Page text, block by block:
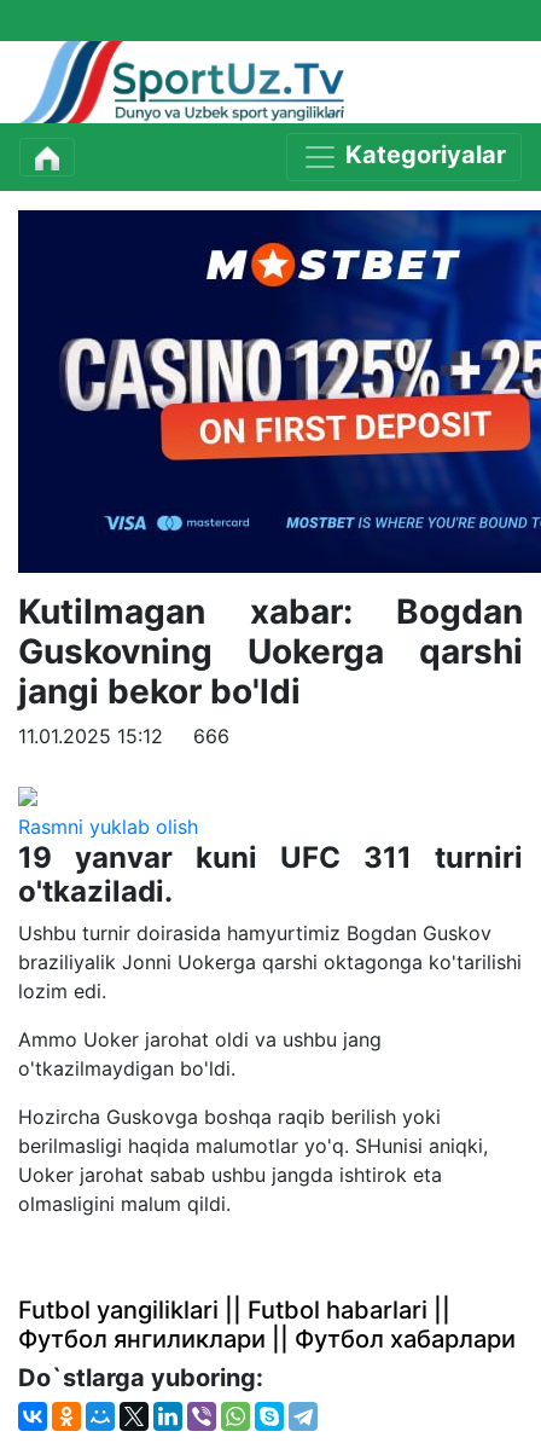
Kategoriyalar
Kutilmagan xabar: Bogdan
Guskovning Uokerga qarshi
jangi bekor bo'ldi
11.01.2025 15:12 666
Rasmni yuklab olish
19 yanvar kuni UFC 311 turniri
o'tkaziladi.
Ushbu turnir doirasida hamyurtimiz Bogdan Guskov
braziliyalik Jonni Uokerga qarshi oktagonga ko'tarilishi
lozim edi.
Ammo Uoker jarohat oldi va ushbu jang
o'tkazilmaydigan bo'ldi.
Hozircha Guskovga boshqa raqib berilish yoki
berilmasligi haqida malumotlar yo'q. SHunisi aniqki,
Uoker jarohat sabab ushbu jangda ishtirok eta
olmasligini malum qildi.
Futbol yangiliklari || Futbol habarlari ||
Футбол янгиликлари || Футбол хабарлари
Do`stlarga yuboring: